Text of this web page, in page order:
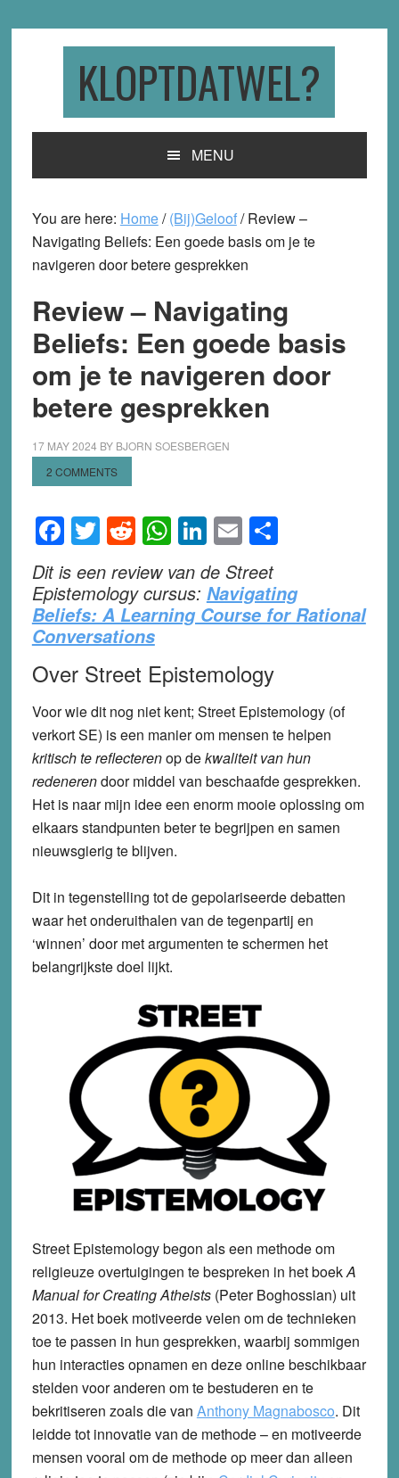
KLOPTDATWEL?
MENU
You are here: Home/ (Bij)Geloof/Review –
Navigating Beliefs: Een goede basis om je te
navigeren door betere gesprekken
Review – Navigating
Beliefs: Een goede basis
om je te navigeren door
betere gesprekken
17 MAY 2024 BY BJORN SOESBERGEN
2 COMMENTS
Facebook
Twitter
Reddit
WhatsApp
LinkedIn
EmailShare
Dit is een review van de Street
Epistemology cursus: Navigating
Beliefs: A Learning Course for Rational
Conversations
Over Street Epistemology
Voor wie dit nog niet kent; Street Epistemology(of
verkortSE) is een manier om mensen te helpen
kritisch te reflecterenop dekwaliteit van hun
redenerendoor middel van beschaafde gesprekken.
Het is naar mijn idee een enorm mooie oplossing om
elkaars standpunten beter te begrijpen en samen
nieuwsgierig te blijven.
Dit in tegenstelling tot de gepolariseerde debatten
waar het onderuithalen van de tegenpartij en
‘winnen’ door met argumenten te schermen het
belangrijkste doel lijkt.
Street Epistemology begon als een methode om
religieuze overtuigingen te bespreken in het boekA
Manual for Creating Atheists(Peter Boghossian) uit
2013. Het boek motiveerde velen om de technieken
toe te passen in hun gesprekken, waarbij sommigen
hun interacties opnamen en deze online beschikbaar
stelden voor anderen om te bestuderen en te
bekritiseren zoals die van Anthony Magnabosco. Dit
leidde tot innovatie van de methode – en motiveerde
mensen vooral om de methode op meer dan alleen